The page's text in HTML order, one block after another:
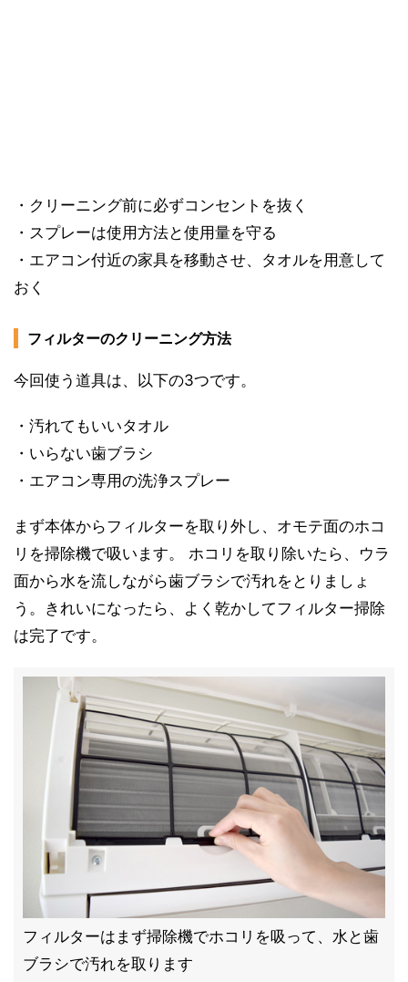
・クリーニング前に必ずコンセントを抜く
・スプレーは使用方法と使用量を守る
・エアコン付近の家具を移動させ、タオルを用意して
おく
フィルターのクリーニング方法
今回使う道具は、以下の3つです。
・汚れてもいいタオル
・いらない歯ブラシ
・エアコン専用の洗浄スプレー
まず本体からフィルターを取り外し、オモテ面のホコ
リを掃除機で吸います。 ホコリを取り除いたら、ウラ
面から水を流しながら歯ブラシで汚れをとりましょ
う。きれいになったら、よく乾かしてフィルター掃除
は完了です。
フィルターはまず掃除機でホコリを吸って、水と歯
ブラシで汚れを取ります